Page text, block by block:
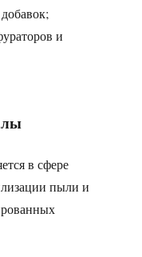
и
в сфере
пыли и